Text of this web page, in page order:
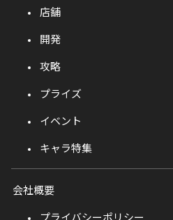
店舗
開発
攻略
プライズ
イベント
キャラ特集
会社概要
プライバシーポリシー